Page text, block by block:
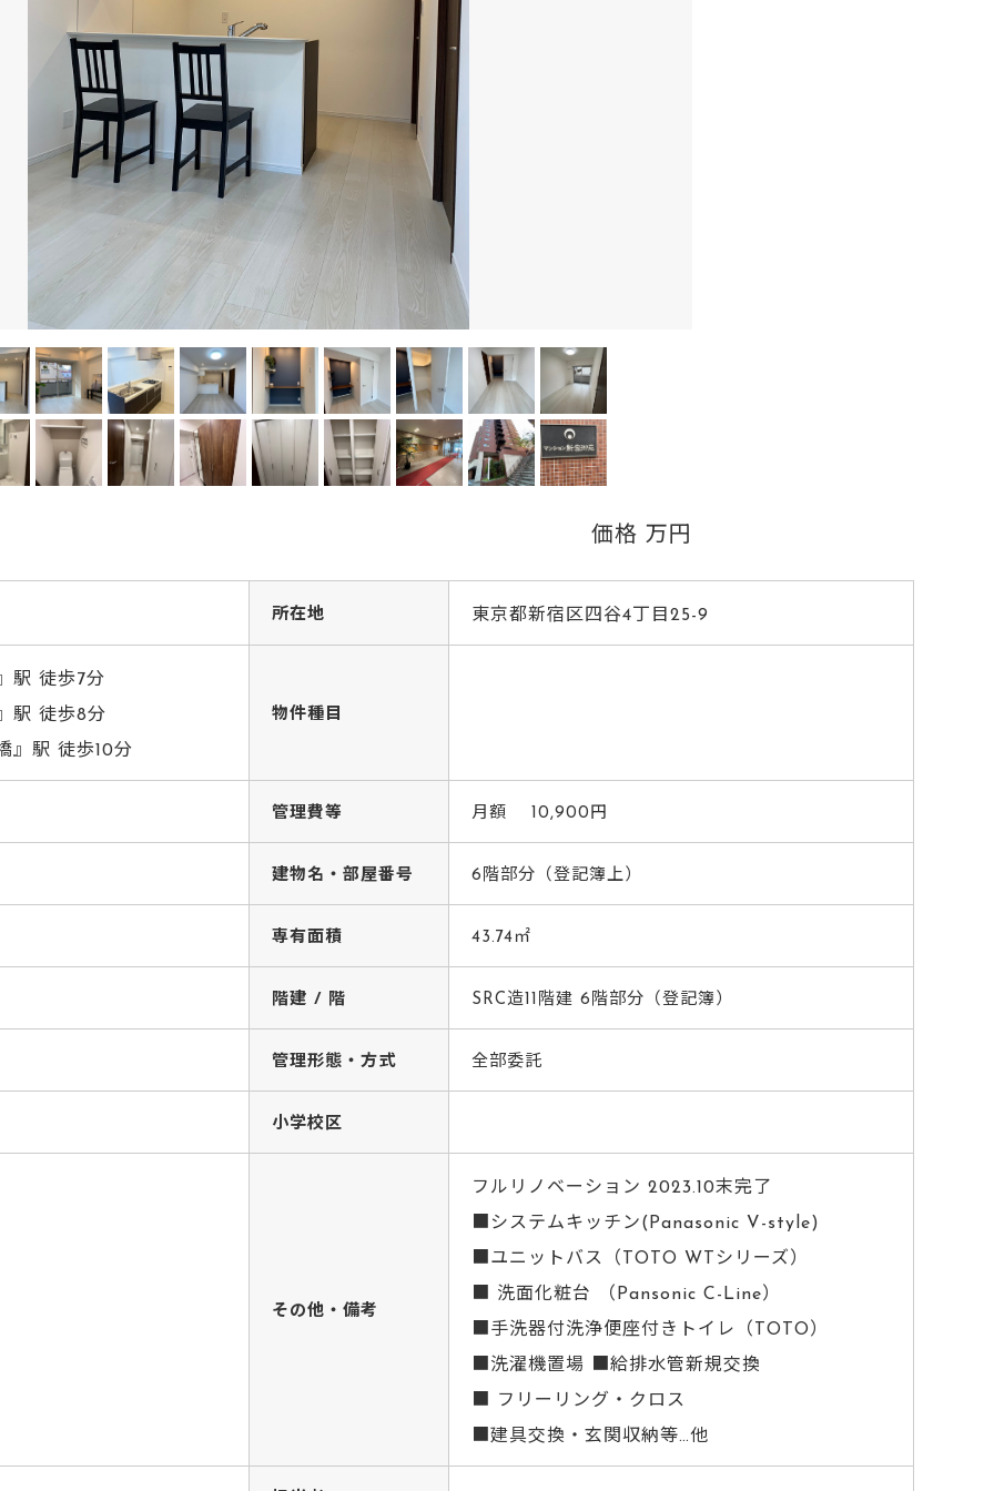
価格 万円
所在地 東京都新宿区四谷4丁目25-9
駅 徒歩7分
駅 徒歩8分
』駅 徒歩10分
物件種目
管理費等 月額 10,900円
建物名・部屋番号 6階部分（登記簿上）
専有面積 43.74㎡
階建 / 階 SRC造11階建 6階部分（登記簿）
管理形態・方式 全部委託
小学校区
その他・備考
フルリノベーション 2023.10末完了
■システムキッチン(Panasonic V-style)
■ユニットバス（TOTO WTシリーズ）
■ 洗面化粧台 （Pansonic C-Line）
■手洗器付洗浄便座付きトイレ（TOTO）
■洗濯機置場 ■給排水管新規交換
■ フリーリング・クロス
■建具交換・玄関収納等…他